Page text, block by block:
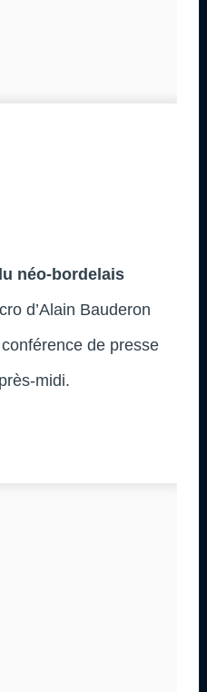
néo-bordelais
d’Alain Bauderon
de presse
midi.